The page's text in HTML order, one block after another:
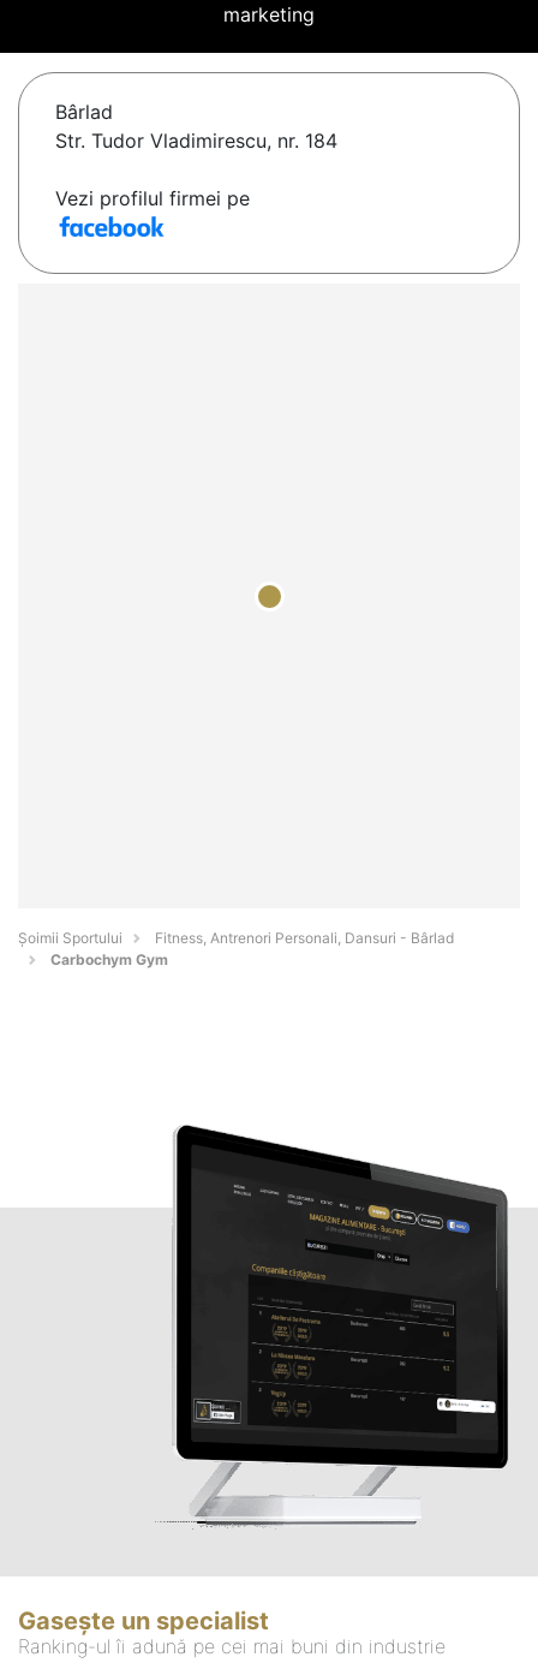
marketing
Bârlad
Str. Tudor Vladimirescu, nr. 184
Vezi profilul firmei pe
Șoimii Sportului
Fitness, Antrenori Personali, Dansuri - Bârlad
Carbochym Gym
Gasește un specialist
Ranking-ul îi adună pe cei mai buni din industrie